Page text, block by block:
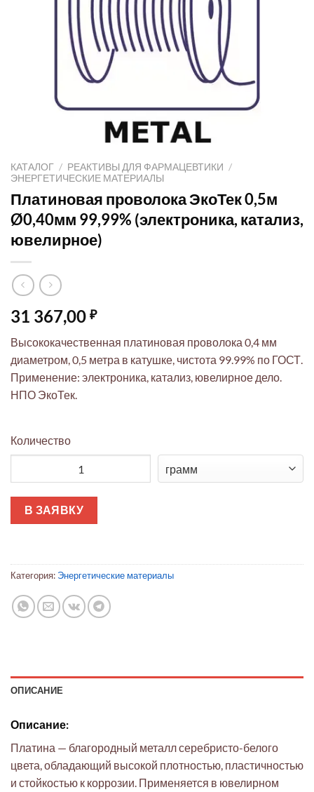
КАТАЛОГ / РЕАКТИВЫ ДЛЯ ФАРМАЦЕВТИКИ /
ЭНЕРГЕТИЧЕСКИЕ МАТЕРИАЛЫ
Платиновая проволока ЭкоТек 0,5м
Ø0,40мм 99,99% (электроника, катализ,
ювелирное)
31 367,00 ₽
Высококачественная платиновая проволока 0,4 мм
диаметром, 0,5 метра в катушке, чистота 99.99% по ГОСТ.
Применение: электроника, катализ, ювелирное дело.
НПО ЭкоТек.
Количество
В ЗАЯВКУ
Категория: Энергетические материалы
ОПИСАНИЕ
Описание:
Платина — благородный металл серебристо-белого
цвета, обладающий высокой плотностью, пластичностью
и стойкостью к коррозии. Применяется в ювелирном